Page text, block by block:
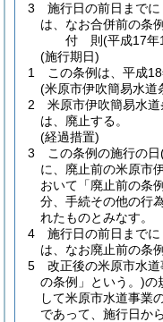
3
施行日の前日まで
は、なお合併前の条
付 則(平成17年
(施行期日)
1
この条例は、平成
(米原市伊吹簡易水道
2
米原市伊吹簡易水道
は、廃止する。
(経過措置)
3
この条例の施行の日
に、廃止前の米原市
おいて「廃止前の条
分、手続その他の行
れたものとみなす。
4
施行日の前日まで
は、なお廃止前の条
5
改正後の米原市水道
の条例」という。)の
して米原市水道事業
であって、施行日か